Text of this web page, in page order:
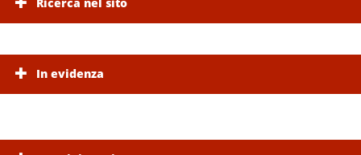
In evidenza